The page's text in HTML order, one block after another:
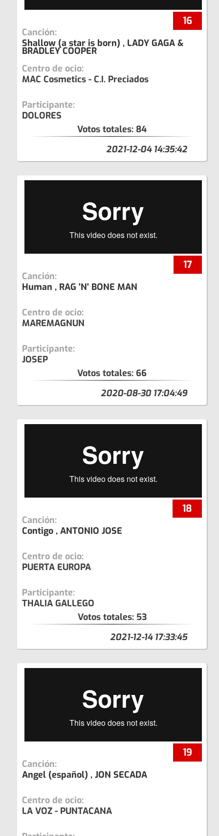
16
Canción:
Shallow (a star is born) , LADY GAGA &
BRADLEY COOPER
Centro de ocio:
MAC Cosmetics - C.I. Preciados
Participante:
DOLORES
Votos totales: 84
2021-12-04 14:35:42
17
Canción:
Human , RAG 'N' BONE MAN
Centro de ocio:
MAREMAGNUN
Participante:
JOSEP
Votos totales: 66
2020-08-30 17:04:49
18
Canción:
Contigo , ANTONIO JOSE
Centro de ocio:
PUERTA EUROPA
Participante:
THALIA GALLEGO
Votos totales: 53
2021-12-14 17:33:45
19
Canción:
Angel (español) , JON SECADA
Centro de ocio:
LA VOZ - PUNTACANA